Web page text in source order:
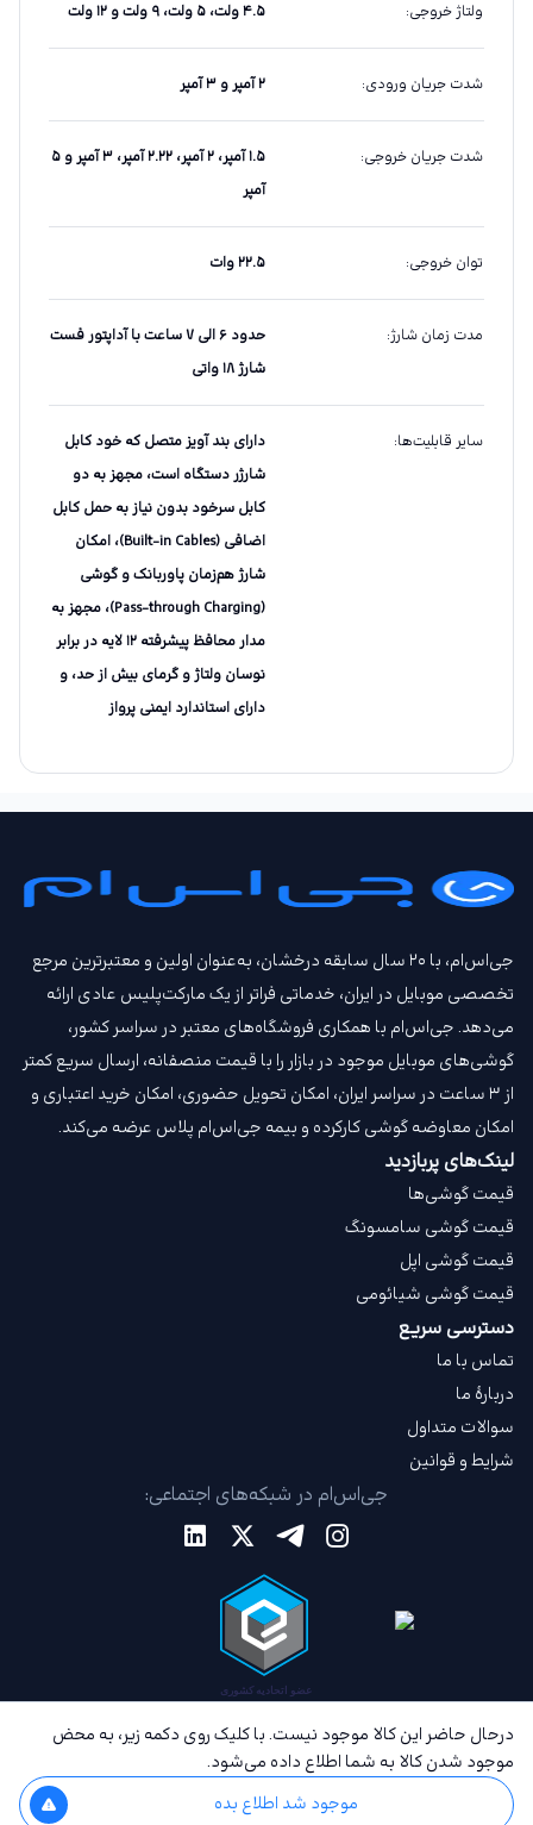
ولتاژ خروجی: ۴.۵ ولت، ۵ ولت، ۹ ولت و ۱۲ ولت
شدت جریان ورودی: ۲ آمپر و ۳ آمپر
شدت جریان خروجی:
۱.۵ آمپر، ۲ آمپر، ۲.۲۲ آمپر، ۳ آمپر و ۵
آمپر
توان خروجی: ۲۲.۵ وات
مدت زمان شارژ:
حدود ۶ الی ۷ ساعت با آداپتور فست
شارژ ۱۸ واتی
سایر قابلیت‌ها:
دارای بند آویز متصل که خود کابل
شارژر دستگاه است، مجهز به دو
کابل سرخود بدون نیاز به حمل کابل
اضافی (Built-in Cables)، امکان
شارژ هم‌زمان پاوربانک و گوشی
(Pass-through Charging)، مجهز به
مدار محافظ پیشرفته ۱۲ لایه در برابر
نوسان ولتاژ و گرمای بیش از حد، و
دارای استاندارد ایمنی پرواز
درحال حاضر این کالا موجود نیست. با کلیک روی دکمه زیر، به محض
موجود شدن کالا به شما اطلاع داده می‌شود.
موجود شد اطلاع بده
جی‌اس‌ام، با ۲۰ سال سابقه درخشان، به‌عنوان اولین و معتبرترین مرجع
تخصصی موبایل در ایران، خدماتی فراتر از یک مارکت‌پلیس عادی ارائه
می‌دهد. جی‌اس‌ام با همکاری فروشگاه‌های معتبر در سراسر کشور،
گوشی‌های موبایل موجود در بازار را با قیمت‌ منصفانه، ارسال سریع کمتر
از ۳ ساعت در سراسر ایران، امکان تحویل حضوری، امکان خرید اعتباری و
امکان معاوضه گوشی کارکرده و بیمه جی‌اس‌ام‌ پلاس عرضه می‌کند.
لینک‌های پربازدید
قیمت گوشی‌ها
قیمت گوشی سامسونگ
قیمت گوشی اپل
قیمت گوشی شیائومی
دسترسی سریع
تماس با ما
دربارهٔ ما
سوالات متداول
شرایط و قوانین
جی‌اس‌ام در شبکه‌های اجتماعی: